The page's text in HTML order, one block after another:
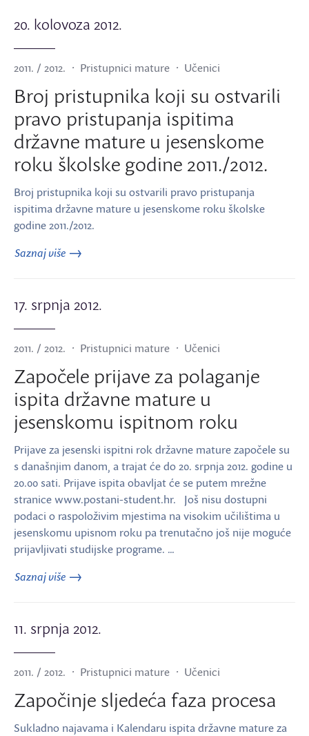
20. kolovoza 2012.
2011. / 2012. Pristupnici mature Učenici
Broj pristupnika koji su ostvarili
pravo pristupanja ispitima
državne mature u jesenskome
roku školske godine 2011./2012.
Broj pristupnika koji su ostvarili pravo pristupanja
ispitima državne mature u jesenskome roku školske
godine 2011./2012.
Saznaj više
17. srpnja 2012.
2011. / 2012. Pristupnici mature Učenici
Započele prijave za polaganje
ispita državne mature u
jesenskomu ispitnom roku
Prijave za jesenski ispitni rok državne mature započele su
s današnjim danom, a trajat će do 20. srpnja 2012. godine u
20.00 sati. Prijave ispita obavljat će se putem mrežne
stranice www.postani-student.hr. Još nisu dostupni
podaci o raspoloživim mjestima na visokim učilištima u
jesenskomu upisnom roku pa trenutačno još nije moguće
prijavljivati studijske programe. …
Saznaj više
11. srpnja 2012.
2011. / 2012. Pristupnici mature Učenici
Započinje sljedeća faza procesa
Sukladno najavama i Kalendaru ispita državne mature za